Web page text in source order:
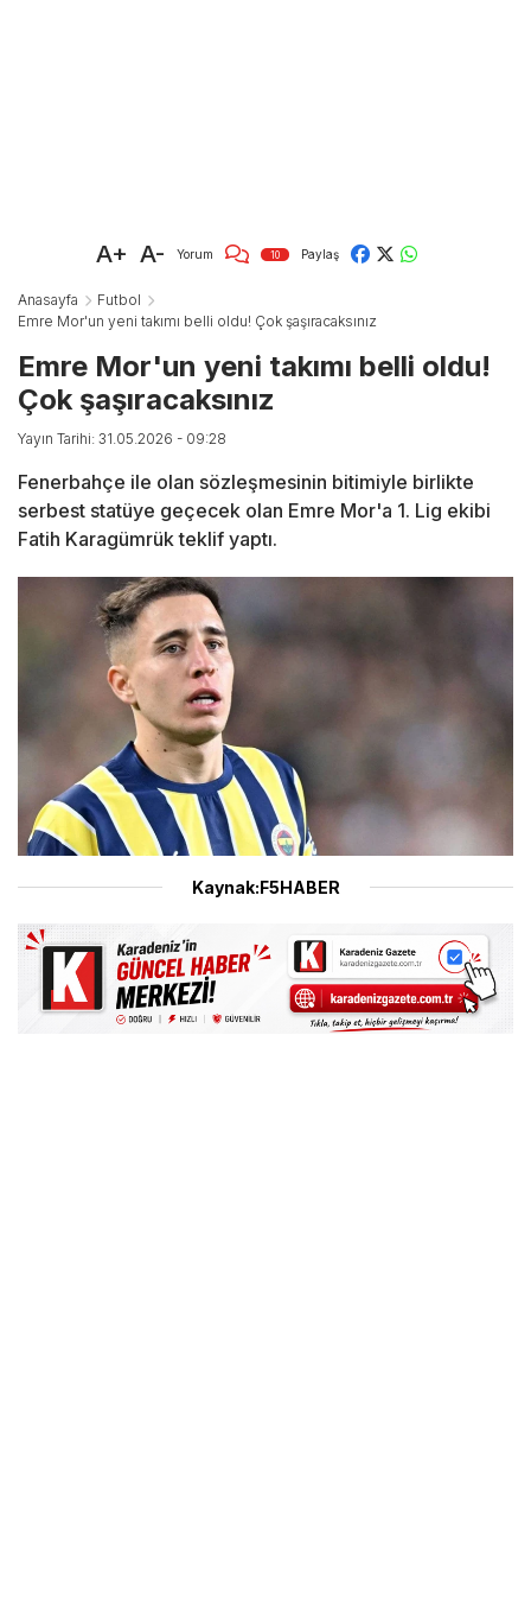
A+ A- Yorum 10 Paylaş
Anasayfa
Futbol
Emre Mor'un yeni takımı belli oldu! Çok şaşıracaksınız
Emre Mor'un yeni takımı belli oldu!
Çok şaşıracaksınız
Yayın Tarihi: 31.05.2026 - 09:28
Fenerbahçe ile olan sözleşmesinin bitimiyle birlikte
serbest statüye geçecek olan Emre Mor'a 1. Lig ekibi
Fatih Karagümrük teklif yaptı.
Kaynak:F5HABER